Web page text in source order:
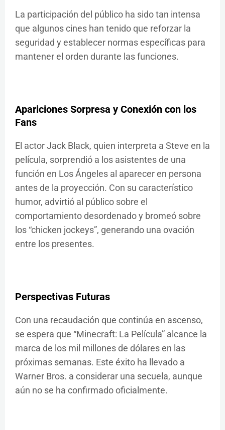
La participación del público ha sido tan intensa
que algunos cines han tenido que reforzar la
seguridad y establecer normas específicas para
mantener el orden durante las funciones.
Apariciones Sorpresa y Conexión con los
Fans
El actor Jack Black, quien interpreta a Steve en la
película, sorprendió a los asistentes de una
función en Los Ángeles al aparecer en persona
antes de la proyección. Con su característico
humor, advirtió al público sobre el
comportamiento desordenado y bromeó sobre
los “chicken jockeys”, generando una ovación
entre los presentes.
Perspectivas Futuras
Con una recaudación que continúa en ascenso,
se espera que “Minecraft: La Película” alcance la
marca de los mil millones de dólares en las
próximas semanas. Este éxito ha llevado a
Warner Bros. a considerar una secuela, aunque
aún no se ha confirmado oficialmente.